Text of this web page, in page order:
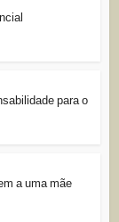
para o
a uma mãe